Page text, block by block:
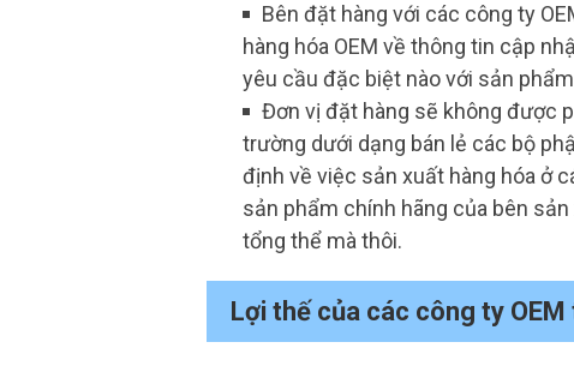
Bên đặt hàng với các công ty
hàng hóa OEM về thông tin cập
yêu cầu đặc biệt nào với sản
Đơn vị đặt hàng sẽ không được
trường dưới dạng bán lẻ các bộ
định về việc sản xuất hàng hóa ở
sản phẩm chính hãng của bên
tổng thể mà thôi.
Lợi thế của các công ty